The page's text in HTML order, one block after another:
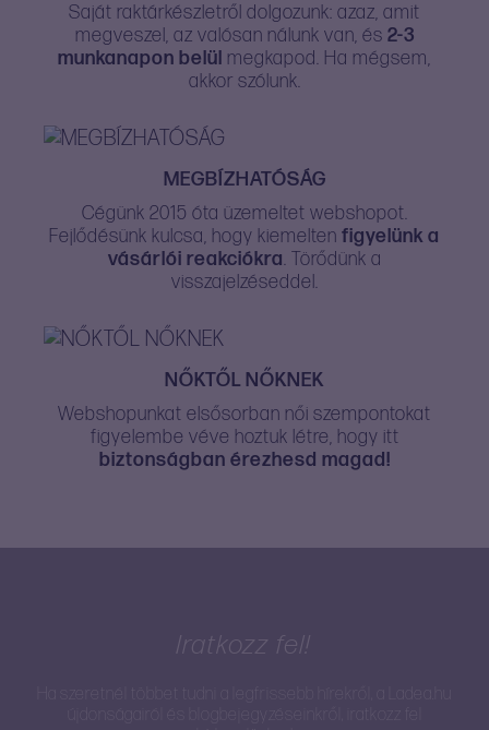
Saját raktárkészletről dolgozunk: azaz, amit
megveszel, az valósan nálunk van, és 2-3
munkanapon belül megkapod. Ha mégsem,
akkor szólunk.
MEGBÍZHATÓSÁG
Cégünk 2015 óta üzemeltet webshopot.
Fejlődésünk kulcsa, hogy kiemelten figyelünk a
vásárlói reakciókra. Törődünk a
visszajelzéseddel.
NŐKTŐL NŐKNEK
Webshopunkat elsősorban női szempontokat
figyelembe véve hoztuk létre, hogy itt
biztonságban érezhesd magad!
Iratkozz fel!